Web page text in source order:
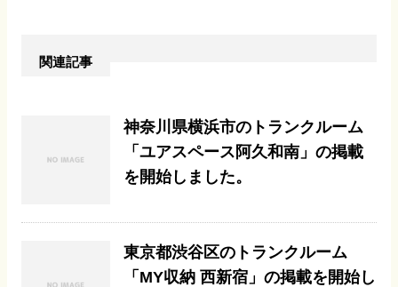
関連記事
神奈川県横浜市のトランクルーム
「ユアスペース阿久和南」の掲載
を開始しました。
東京都渋谷区のトランクルーム
「MY収納 西新宿」の掲載を開始し